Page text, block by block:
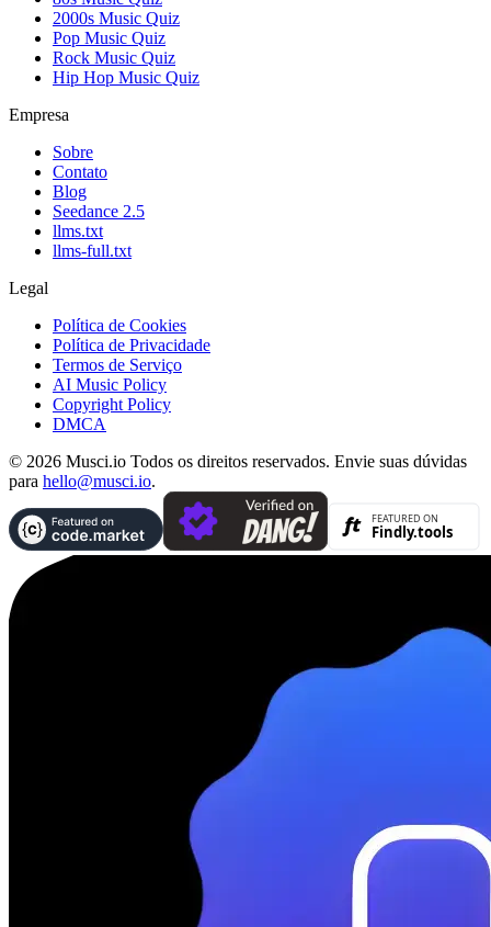
2000s Music Quiz
Pop Music Quiz
Rock Music Quiz
Hip Hop Music Quiz
Empresa
Sobre
Contato
Blog
Seedance 2.5
llms.txt
llms-full.txt
Legal
Política de Cookies
Política de Privacidade
Termos de Serviço
AI Music Policy
Copyright Policy
DMCA
© 2026 Musci.io Todos os direitos reservados. Envie suas dúvidas
para hello@musci.io.